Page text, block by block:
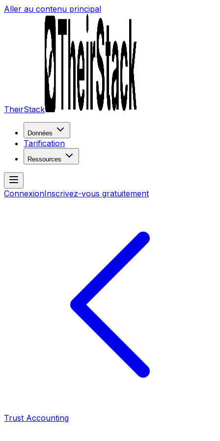
Aller au contenu principal
TheirStack
Données
Tarification
Ressources
ConnexionInscrivez-vous gratuitement
Trust Accounting